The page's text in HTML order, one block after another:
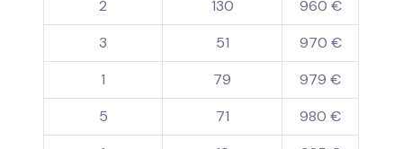
2
130
960 €
3
51
970 €
1
79
979 €
5
71
980 €